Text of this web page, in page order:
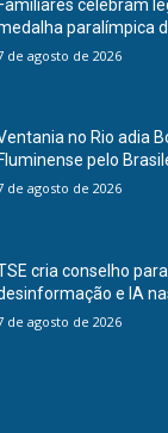
celebram
paralímpica
de agosto de 2026
no Rio adia
Fluminense pelo
de agosto de 2026
cria conselho
e IA
de agosto de 2026